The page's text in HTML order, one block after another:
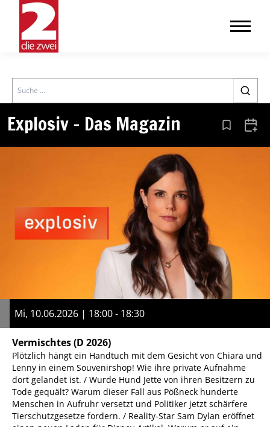
Search
Explosiv – Das Magazin Aus den
Mi, 10.06.2026 | 18:00 - 18:30
Vermischtes(D 2026)
Plötzlich hängt ein Handtuch mit dem Gesicht von Chiara und
Lenny in einem Souvenirshop! Wie ihre private Aufnahme
dort gelandet ist. / Wurde Hund Jette von ihren Besitzern zu
Tode gequält? Warum dieser Fall aus Pößneck hunderte
Menschen in Aufruhr versetzt und Politiker jetzt schärfere
Tierschutzgesetze fordern. / Reality-Star Sam Dylan eröffnet